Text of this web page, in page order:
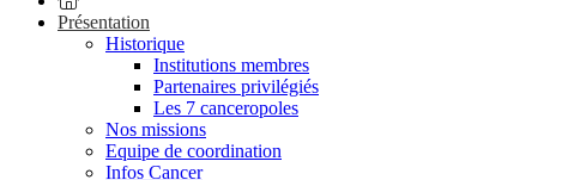
Présentation
Historique
Institutions membres
Partenaires privilégiés
Les 7 canceropoles
Nos missions
Equipe de coordination
Infos Cancer